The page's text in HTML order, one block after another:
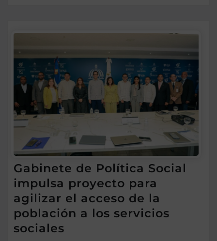
Gabinete de Política Social
impulsa proyecto para
agilizar el acceso de la
población a los servicios
sociales